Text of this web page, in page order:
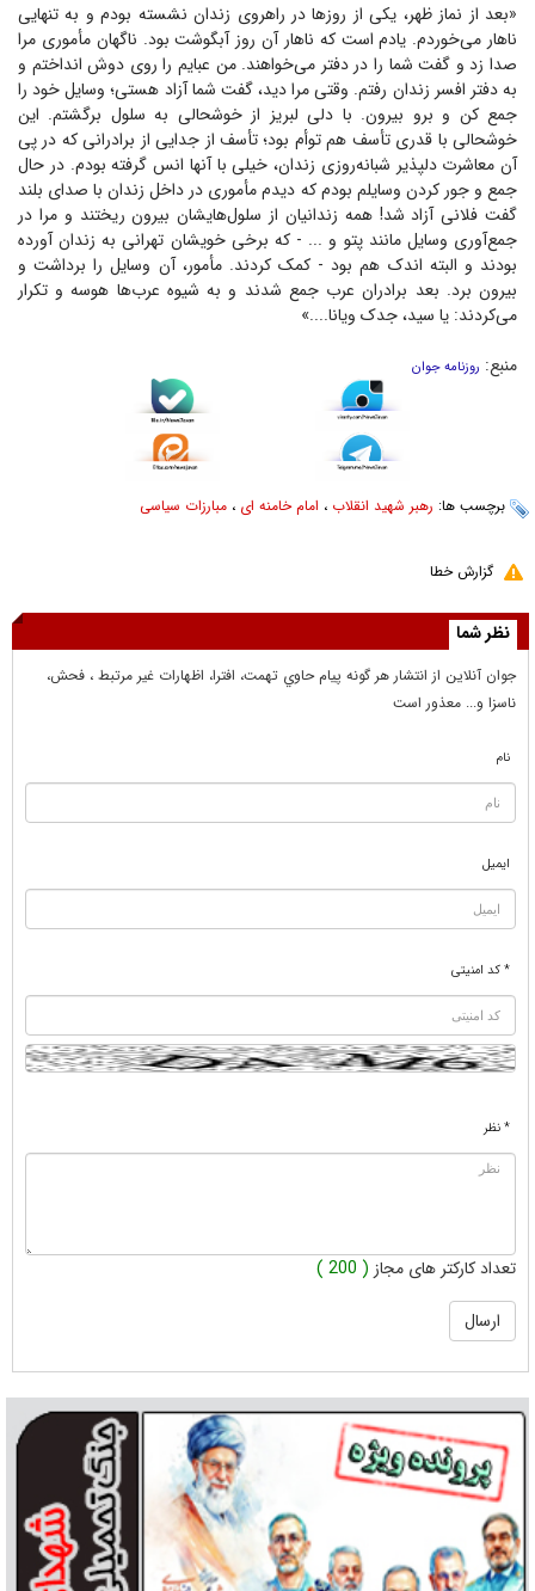
«بعد از نماز ظهر، یکی از روز‌ها در راهروی زندان نشسته بودم و به تنهایی
ناهار می‌خوردم. یادم است که ناهار آن روز آبگوشت بود. ناگهان مأموری مرا
صدا زد و گفت شما را در دفتر می‌خواهند. من عبایم را روی دوش انداختم و
به دفتر افسر زندان رفتم. وقتی مرا دید، گفت شما آزاد هستی؛ وسایل خود را
جمع کن و برو بیرون. با دلی لبریز از خوشحالی به سلول برگشتم. این
خوشحالی با قدری تأسف هم توأم بود؛ تأسف از جدایی از برادرانی که در پی
آن معاشرت دلپذیر شبانه‌روزی زندان، خیلی با آنها انس گرفته بودم. در حال
جمع و جور کردن وسایلم بودم که دیدم مأموری در داخل زندان با صدای بلند
گفت فلانی آزاد شد! همه زندانیان از سلول‌هایشان بیرون ریختند و مرا در
جمع‌آوری وسایل مانند پتو و ... - که برخی خویشان تهرانی به زندان آورده
بودند و البته اندک هم بود - کمک کردند. مأمور، آن وسایل را برداشت و
بیرون برد. بعد برادران عرب جمع شدند و به شیوه عرب‌ها هوسه و تکرار
می‌کردند: یا سید، جدک ویانا....»
منبع: روزنامه جوان
برچسب ها: رهبر شهید انقلاب ، امام خامنه ای ، مبارزات سیاسی
گزارش خطا
نظر شما
جوان آنلاين از انتشار هر گونه پيام حاوي تهمت، افترا، اظهارات غير مرتبط ، فحش،
ناسزا و... معذور است
نام
ایمیل
* کد امنیتی
* نظر
تعداد کارکتر های مجاز ( 200 )